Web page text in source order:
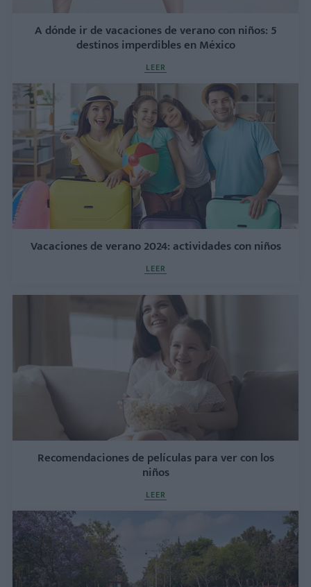
A dónde ir de vacaciones de verano con niños: 5
destinos imperdibles en México
LEER
Vacaciones de verano 2024: actividades con niños
LEER
Recomendaciones de películas para ver con los
niños
LEER